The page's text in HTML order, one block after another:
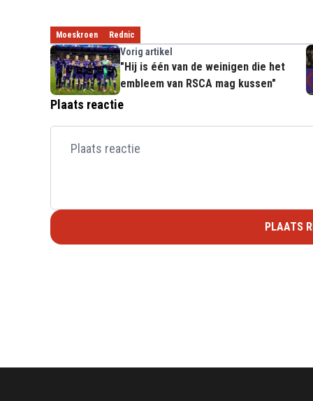
Moeskroen Rednic
Vorig artikel
"Hij is één van de weinigen die het
embleem van RSCA mag kussen"
Plaats reactie
PLAATS